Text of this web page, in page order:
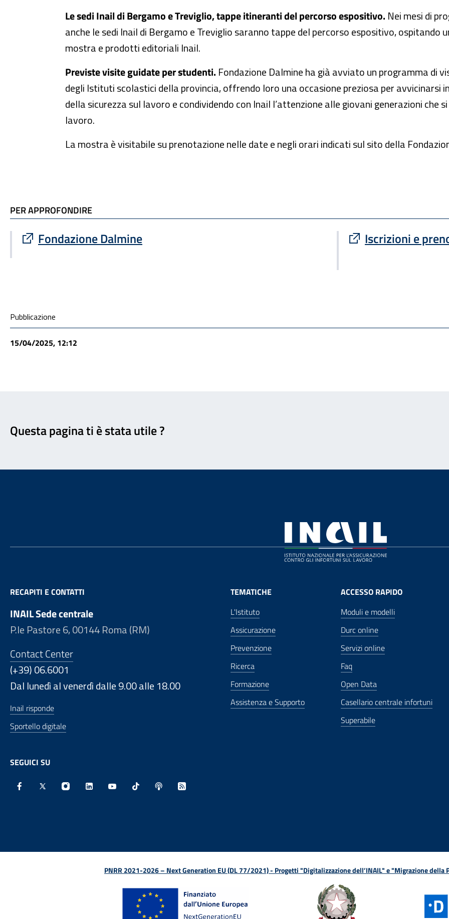
Le sedi Inail di Bergamo e Treviglio, tappe itineranti del percorso espositivo. Nei mesi di
anche le sedi Inail di Bergamo e Treviglio saranno tappe del percorso espositivo,
mostra e prodotti editoriali Inail.
Previste visite guidate per studenti. Fondazione Dalmine ha già avviato un programma di
degli Istituti scolastici della provincia, offrendo loro una occasione preziosa per
della sicurezza sul lavoro e condividendo con Inail l’attenzione alle giovani generazioni che
lavoro.
La mostra è visitabile su prenotazione nelle date e negli orari indicati sul sito della
TI POTREBBE INTERESSARE
PER APPROFONDIRE
Fondazione DalmineSito esterno : apre una nuova finestra Iscrizioni e
Condivisione social
Pubblicazione
15/04/2025, 12:12
Questa pagina ti è stata utile ?
RECAPITI E CONTATTI
INAIL Sede centrale
P.le Pastore 6, 00144 Roma (RM)
Contact Center
(+39) 06.6001
Dal lunedì al venerdì dalle 9.00 alle 18.00
Inail risponde
Sportello digitale
SEGUICI SU
TEMATICHE
L'Istituto
Assicurazione
Prevenzione
Ricerca
Formazione
Assistenza e Supporto
ACCESSO RAPIDO
Moduli e modelli
Durc online
Servizi online
Faq
Open Data
Casellario centrale infortuni
Superabile
PNRR 2021-2026 – Next Generation EU (DL 77/2021) - Progetti "Digitalizzazione dell’INAIL" e "Migrazione della